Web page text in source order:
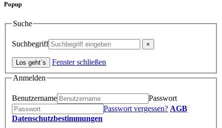
Popup
Suche
Suchbegriff
Fenster schließen
Anmelden
Benutzername
Passwort
Passwort vergessen? AGB
Datenschutzbestimmungen